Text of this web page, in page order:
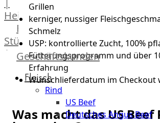
|
Heinsberg
Feinkost
Stüttgen
|
Düsseldorf
The
Geschäftskunden
Fleisch
Rind
US Beef
Deutsches Angus Beef
Grillen
kerniger, nussiger
Schmelz
USP: kontrollierte Zucht, 100%
Fütterungsprogramm und über
Erfahrung
Wunschlieferdatum im Checkout
Was macht das US Beef